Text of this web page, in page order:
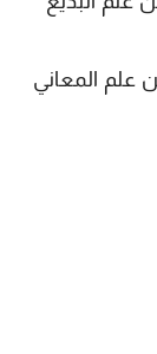
علم المعاني